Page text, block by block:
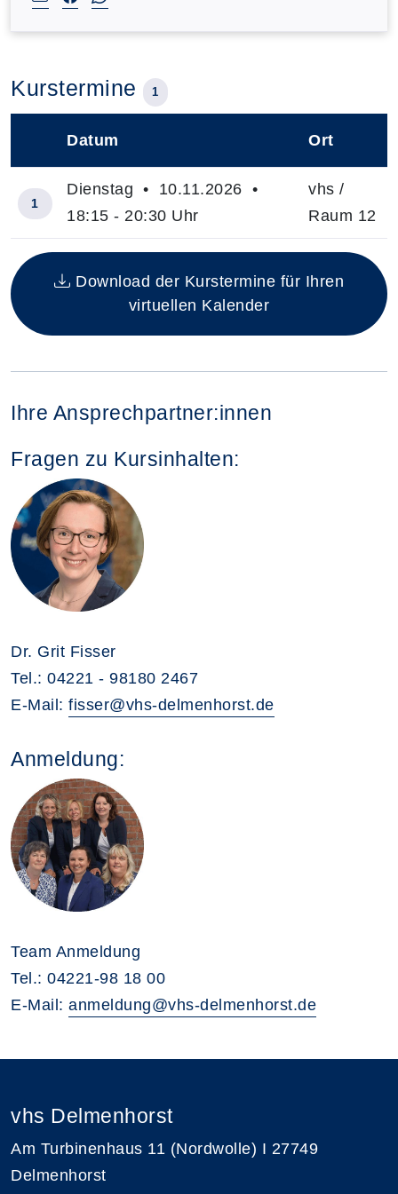
Kurstermine 1
Insgesamt gibt es 1 Termine zum diesen Kurs
Datum Ort
1
Dienstag • 10.11.2026 •
18:15 - 20:30 Uhr
vhs /
Raum 12
Download der Kurstermine für Ihren
virtuellen Kalender
Ihre Ansprechpartner:innen
Fragen zu Kursinhalten:
Dr. Grit Fisser
Tel.: 04221 - 98180 2467
E-Mail: fisser@vhs-delmenhorst.de
Anmeldung:
Team Anmeldung
Tel.: 04221-98 18 00
E-Mail: anmeldung@vhs-delmenhorst.de
vhs Delmenhorst
Am Turbinenhaus 11 (Nordwolle) I 27749
Delmenhorst